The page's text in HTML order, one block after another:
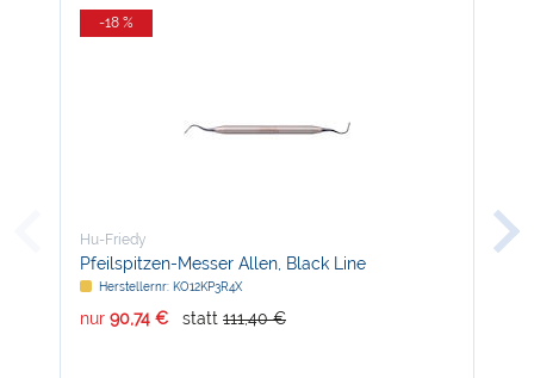
-18 %
Hu-Friedy
Pfeilspitzen-Messer Allen, Black Line
Herstellernr: KO12KP3R4X
nur 90,74 € statt 111,40 €